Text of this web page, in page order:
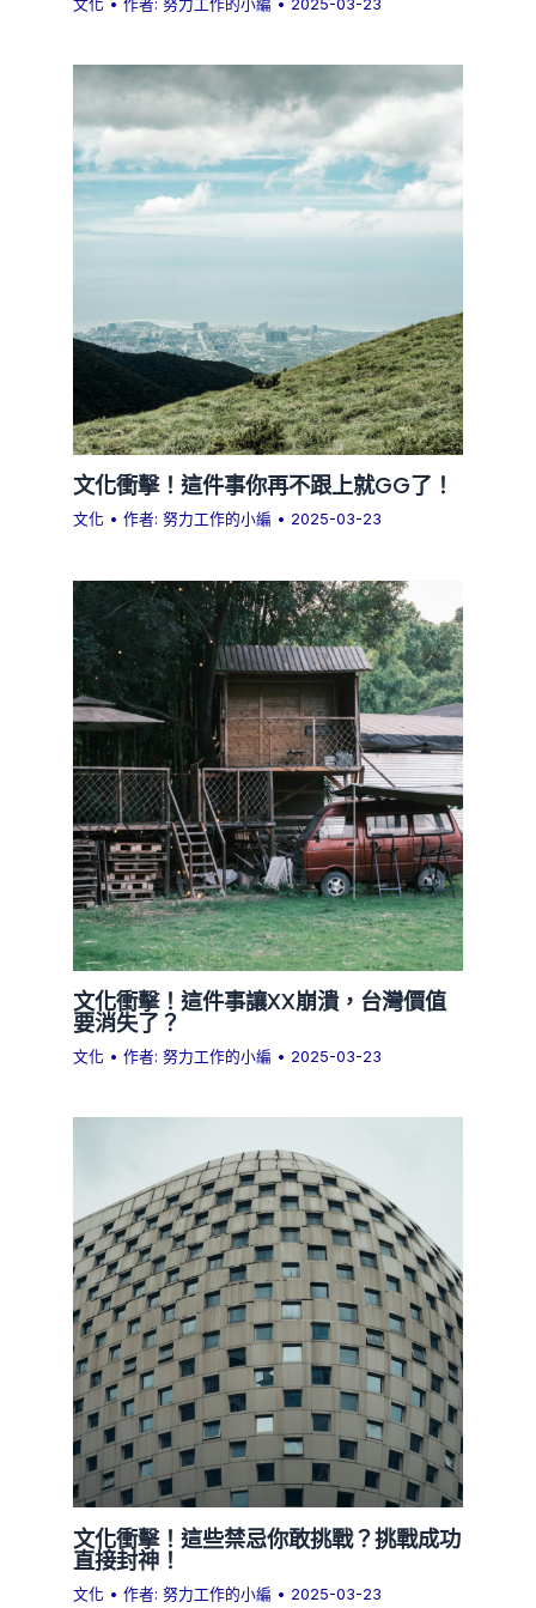
文化 • 作者:努力工作的小編 • 2025-03-23
文化衝擊！這件事你再不跟上就GG了！
文化 • 作者:努力工作的小編 • 2025-03-23
文化衝擊！這件事讓XX崩潰，台灣價值
要消失了？
文化 • 作者:努力工作的小編 • 2025-03-23
文化衝擊！這些禁忌你敢挑戰？挑戰成功
直接封神！
文化 • 作者:努力工作的小編 • 2025-03-23